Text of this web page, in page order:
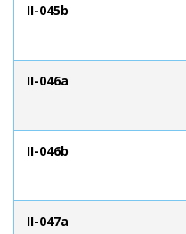
II-045b
II-046a
II-046b
II-047a